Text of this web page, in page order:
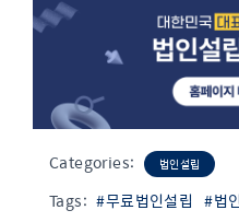
Categories: 법인설립
Tags: #무료법인설립 #법